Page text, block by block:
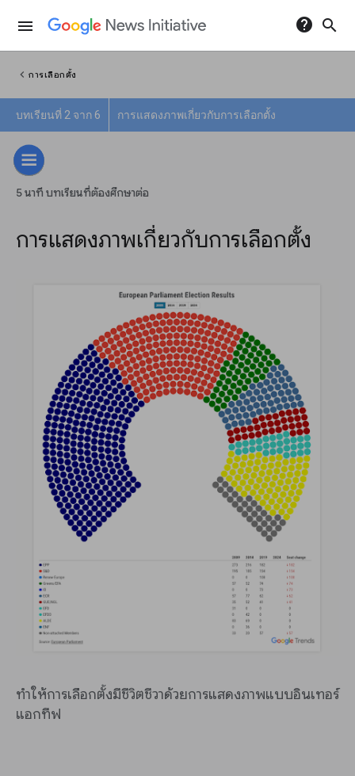
menu help search
chevron_left การเลือกตั้ง
บทเรียนที่ 2 จาก 6 การแสดงภาพเกี่ยวกับการเลือกตั้ง
5 นาที บทเรียนที่ต้องศึกษาต่อ
การแสดงภาพเกี่ยวกับการเลือกตั้ง
ทำให้การเลือกตั้งมีชีวิตชีวาด้วยการแสดงภาพแบบอินเทอร์
แอกทีฟ